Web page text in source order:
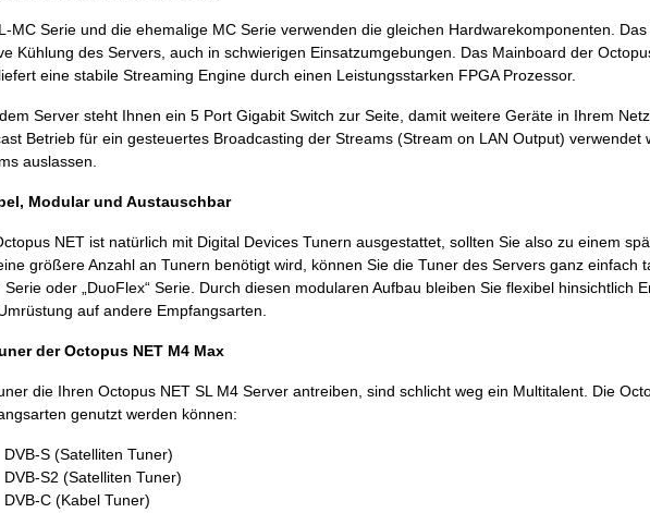
MC Serie und die ehemalige MC Serie verwenden die gleichen Hardwarekomponenten.
Kühlung des Servers, auch in schwierigen Einsatzumgebungen. Das Mainboard der
eine stabile Streaming Engine durch einen Leistungsstarken FPGA Prozessor.
Server steht Ihnen ein 5 Port Gigabit Switch zur Seite, damit weitere Geräte in Ihrem
Betrieb für ein gesteuertes Broadcasting der Streams (Stream on LAN Output)
auslassen.
Modular und Austauschbar
NET ist natürlich mit Digital Devices Tunern ausgestattet, sollten Sie also zu einem
größere Anzahl an Tunern benötigt wird, können Sie die Tuner des Servers ganz
Serie oder „DuoFlex“ Serie. Durch diesen modularen Aufbau bleiben Sie flexibel hinsichtlich
auf andere Empfangsarten.
der Octopus NET M4 Max
die Ihren Octopus NET SL M4 Server antreiben, sind schlicht weg ein Multitalent. Die
genutzt werden können:
DVB-S (Satelliten Tuner)
DVB-S2 (Satelliten Tuner)
DVB-C (Kabel Tuner)